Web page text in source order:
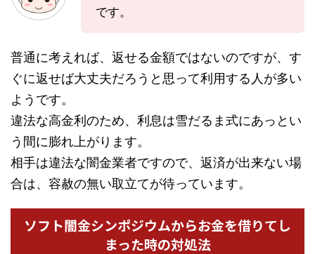
です。
普通に考えれば、返せる金額ではないのですが、す
ぐに返せば大丈夫だろうと思って利用する人が多い
ようです。
違法な高金利のため、利息は雪だるま式にあっとい
う間に膨れ上がります。
相手は違法な闇金業者ですので、返済が出来ない場
合は、容赦の無い取立てが待っています。
ソフト闇金シンポジウムからお金を借りてし
まった時の対処法